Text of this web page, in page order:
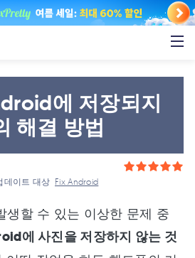
에 저장되지
해결 방법
데이트 대상 Fix Android
생할 수 있는 이상한 문제 중
에 사진을 저장하지 않는 것